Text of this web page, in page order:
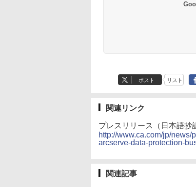
ポスト リスト
関連リンク
プレスリリース（日本語抄
http://www.ca.com/jp/
arcserve-data-protection-
関連記事